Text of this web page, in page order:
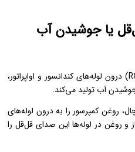
یا جوشیدن آب
گردش گاز مبرد (مانند R134a یا R600a) درون لوله‌های کندانسور و اواپراتور،
آب تولید می‌کند.
روغن کمپرسور را به درون لوله‌های
و روغن در لوله‌ها این صدای قل‌قل را